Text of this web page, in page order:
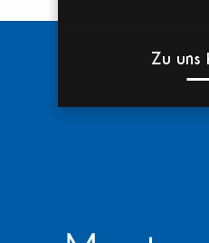
Zu uns